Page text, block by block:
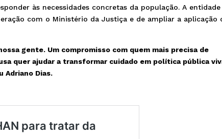
às necessidades concretas da população. A entidade
com o Ministério da Justiça e de ampliar a aplicação
gente. Um compromisso com quem mais precisa de
quer ajudar a transformar cuidado em política pública
Adriano Dias.